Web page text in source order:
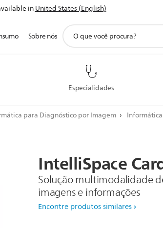
inUnited States (English)
Especialidades
Sobre nós
suporte
para Diagnóstico por Imagem
IntelliSpace
Solução multimodalidade
imagens e informações
Encontre produtos similares